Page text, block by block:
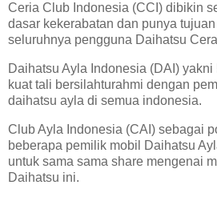
Ceria Club Indonesia (CCI) dibikin
dasar kekerabatan dan punya
seluruhnya pengguna Daihatsu
Daihatsu Ayla Indonesia (DAI)
kuat tali bersilahturahmi dengan
daihatsu ayla di semua indonesia.
Club Ayla Indonesia (CAI) sebagai
beberapa pemilik mobil Daihatsu
untuk sama sama share mengenai
Daihatsu ini.